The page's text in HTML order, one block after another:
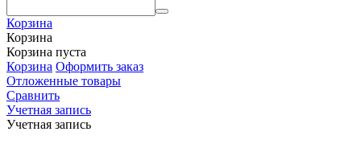
Корзина
Корзина
Корзина пуста
Корзина Оформить заказ
Отложенные товары
Сравнить
Учетная запись
Учетная запись